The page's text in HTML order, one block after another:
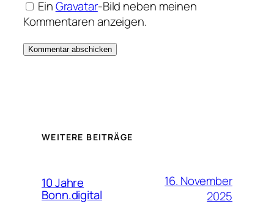
EinGravatar-Bild neben meinen
Kommentaren anzeigen.
WEITERE BEITRÄGE
10 Jahre
Bonn.digital
16. November
2025